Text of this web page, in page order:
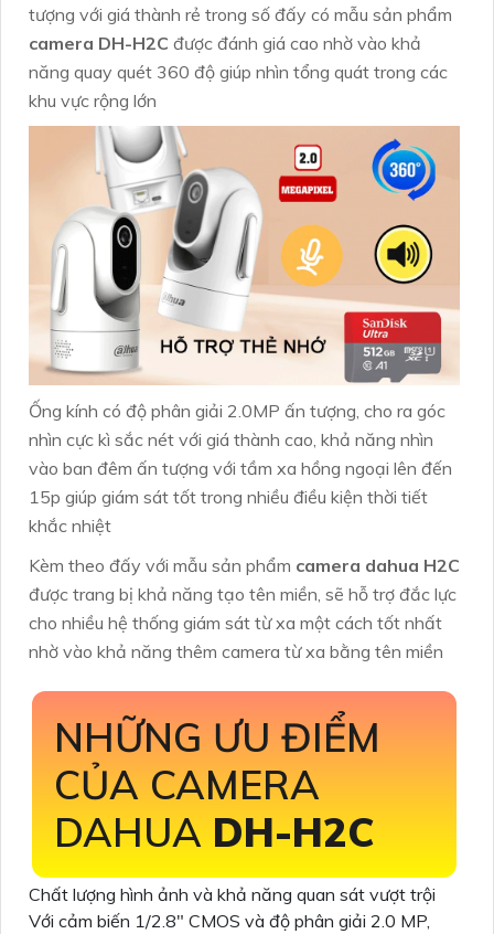
tượng với giá thành rẻ trong số đấy có mẫu sản phẩm
camera DH-H2C được đánh giá cao nhờ vào khả
năng quay quét 360 độ giúp nhìn tổng quát trong các
khu vực rộng lớn
Ống kính có độ phân giải 2.0MP ấn tượng, cho ra góc
nhìn cực kì sắc nét với giá thành cao, khả năng nhìn
vào ban đêm ấn tượng với tầm xa hồng ngoại lên đến
15p giúp giám sát tốt trong nhiều điều kiện thời tiết
khắc nhiệt
Kèm theo đấy với mẫu sản phẩm camera dahua H2C
được trang bị khả năng tạo tên miền, sẽ hỗ trợ đắc lực
cho nhiều hệ thống giám sát từ xa một cách tốt nhất
nhờ vào khả năng thêm camera từ xa bằng tên miền
NHỮNG ƯU ĐIỂM
CỦA CAMERA
DAHUA DH-H2C
Chất lượng hình ảnh và khả năng quan sát vượt trội
Với cảm biến 1/2.8" CMOS và độ phân giải 2.0 MP,